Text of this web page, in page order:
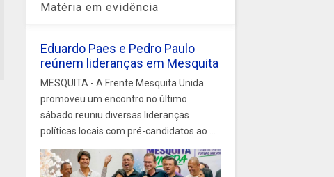
Matéria em evidência
Eduardo Paes e Pedro Paulo
reúnem lideranças em Mesquita
MESQUITA - A Frente Mesquita Unida
promoveu um encontro no último
sábado reuniu diversas lideranças
políticas locais com pré-candidatos ao ...